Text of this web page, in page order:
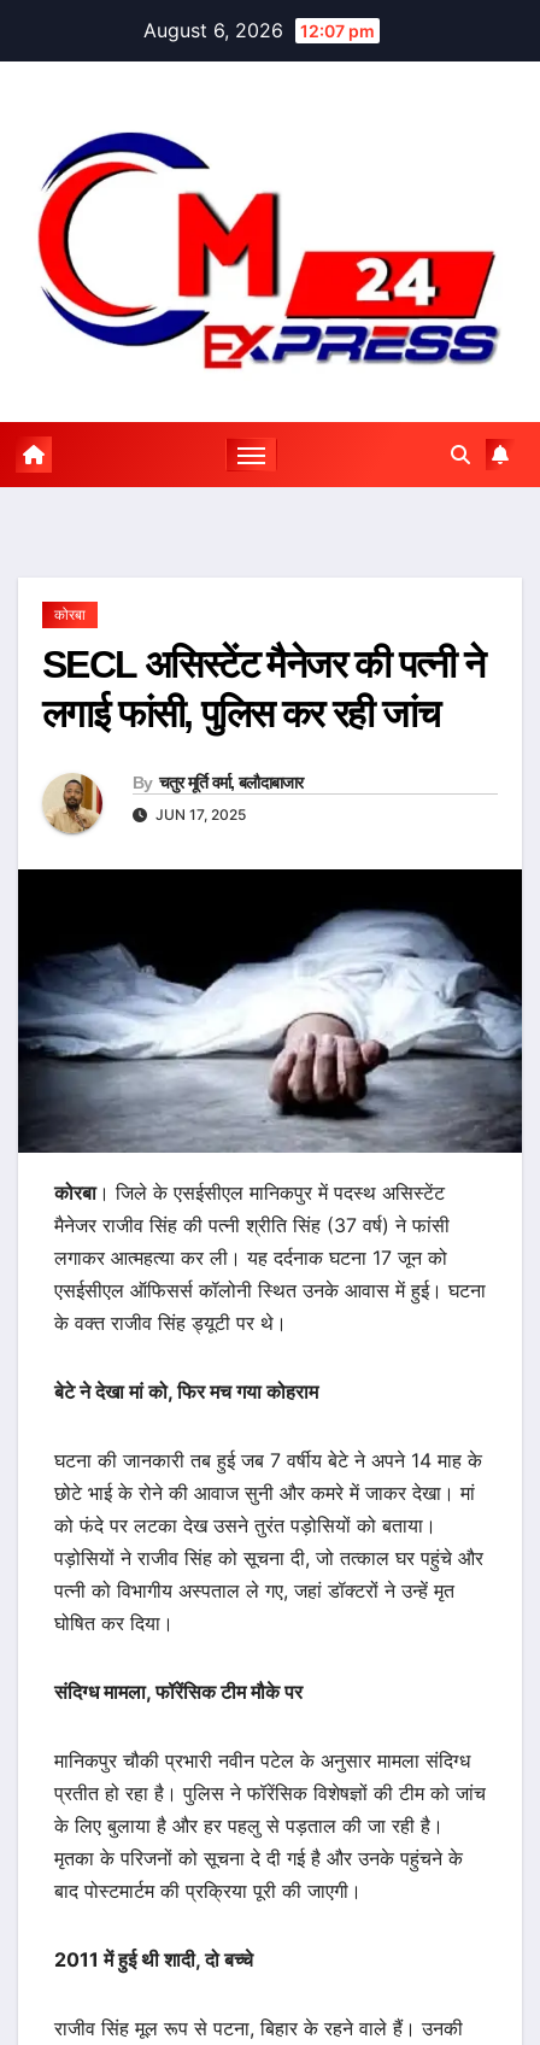
August 6, 2026 12:07 pm
कोरबा
SECL असिस्टेंट मैनेजर की पत्नी ने
लगाई फांसी, पुलिस कर रही जांच
By चतुर मूर्ति वर्मा, बलौदाबाजार
JUN 17, 2025
कोरबा। जिले के एसईसीएल मानिकपुर में पदस्थ असिस्टेंट
मैनेजर राजीव सिंह की पत्नी श्रीति सिंह (37 वर्ष) ने फांसी
लगाकर आत्महत्या कर ली। यह दर्दनाक घटना 17 जून को
एसईसीएल ऑफिसर्स कॉलोनी स्थित उनके आवास में हुई। घटना
के वक्त राजीव सिंह ड्यूटी पर थे।
बेटे ने देखा मां को, फिर मच गया कोहराम
घटना की जानकारी तब हुई जब 7 वर्षीय बेटे ने अपने 14 माह के
छोटे भाई के रोने की आवाज सुनी और कमरे में जाकर देखा। मां
को फंदे पर लटका देख उसने तुरंत पड़ोसियों को बताया।
पड़ोसियों ने राजीव सिंह को सूचना दी, जो तत्काल घर पहुंचे और
पत्नी को विभागीय अस्पताल ले गए, जहां डॉक्टरों ने उन्हें मृत
घोषित कर दिया।
संदिग्ध मामला, फॉरेंसिक टीम मौके पर
मानिकपुर चौकी प्रभारी नवीन पटेल के अनुसार मामला संदिग्ध
प्रतीत हो रहा है। पुलिस ने फॉरेंसिक विशेषज्ञों की टीम को जांच
के लिए बुलाया है और हर पहलु से पड़ताल की जा रही है।
मृतका के परिजनों को सूचना दे दी गई है और उनके पहुंचने के
बाद पोस्टमार्टम की प्रक्रिया पूरी की जाएगी।
2011 में हुई थी शादी, दो बच्चे
राजीव सिंह मूल रूप से पटना, बिहार के रहने वाले हैं। उनकी